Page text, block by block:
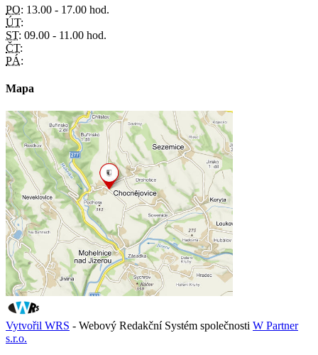
PO: 13.00 - 17.00 hod.
ÚT:
ST: 09.00 - 11.00 hod.
ČT:
PÁ:
Mapa
Vytvořil WRS - Webový Redakční Systém společnosti W Partner
s.r.o.